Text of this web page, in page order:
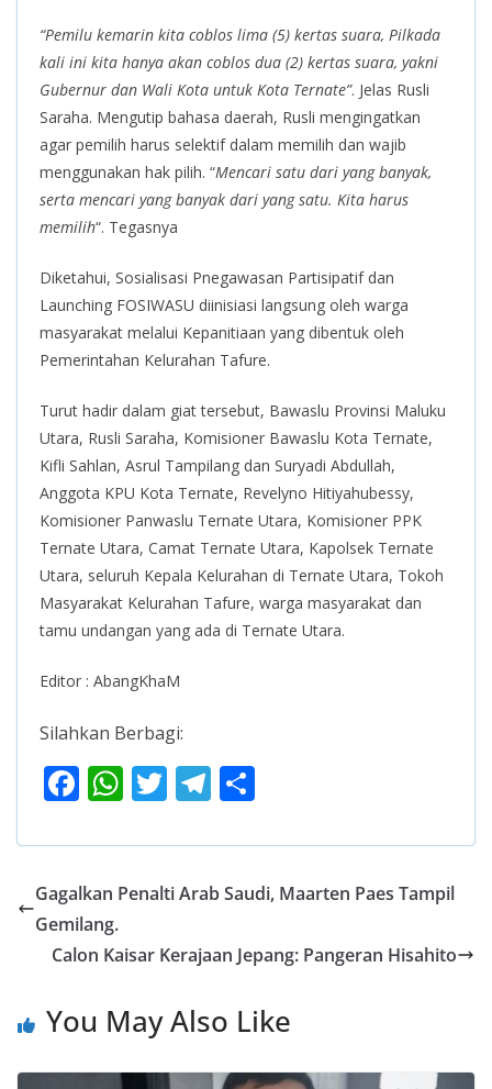
“Pemilu kemarin kita coblos lima (5) kertas suara, Pilkada
kali ini kita hanya akan coblos dua (2) kertas suara, yakni
Gubernur dan Wali Kota untuk Kota Ternate”. Jelas Rusli
Saraha. Mengutip bahasa daerah, Rusli mengingatkan
agar pemilih harus selektif dalam memilih dan wajib
menggunakan hak pilih. “Mencari satu dari yang banyak,
serta mencari yang banyak dari yang satu. Kita harus
memilih“. Tegasnya
Diketahui, Sosialisasi Pnegawasan Partisipatif dan
Launching FOSIWASU diinisiasi langsung oleh warga
masyarakat melalui Kepanitiaan yang dibentuk oleh
Pemerintahan Kelurahan Tafure.
Turut hadir dalam giat tersebut, Bawaslu Provinsi Maluku
Utara, Rusli Saraha, Komisioner Bawaslu Kota Ternate,
Kifli Sahlan, Asrul Tampilang dan Suryadi Abdullah,
Anggota KPU Kota Ternate, Revelyno Hitiyahubessy,
Komisioner Panwaslu Ternate Utara, Komisioner PPK
Ternate Utara, Camat Ternate Utara, Kapolsek Ternate
Utara, seluruh Kepala Kelurahan di Ternate Utara, Tokoh
Masyarakat Kelurahan Tafure, warga masyarakat dan
tamu undangan yang ada di Ternate Utara.
Editor : AbangKhaM
Silahkan Berbagi:
F
e
b
o
o
W
at
s
p
T
itt
er
T
e
gr
m
ar
e
Gagalkan Penalti Arab Saudi, Maarten Paes Tampil
Gemilang.
Calon Kaisar Kerajaan Jepang: Pangeran Hisahito
You May Also Like